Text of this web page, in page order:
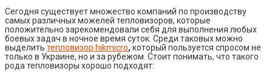
Сегодня существует множество компаний по производству
самых различных можелей тепловизоров, которые
положительно зарекомендовали себя для выполнения любых
боевых задач в ночное время суток. Среди таковых можно
выделить тепловизор hikmicro, который пользуется спросом не
только в Украине, но и за рубежом. Стоит понимать, что такого
рода тепловизоры хорошо подходят: